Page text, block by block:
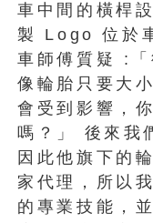
車中間的橫桿
製 Logo 位於
車師傅質疑 :「
像輪胎只要大
會受到影響，
嗎？」 後來我
因此他旗下的
家代理，所以
的專業技能，